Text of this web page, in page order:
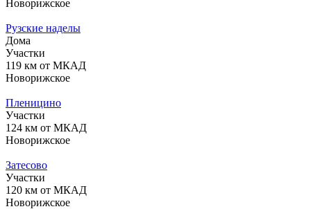
Новорижское
Рузские наделы
Дома
Участки
119 км от МКАД
Новорижское
Пленицино
Участки
124 км от МКАД
Новорижское
Затесово
Участки
120 км от МКАД
Новорижское